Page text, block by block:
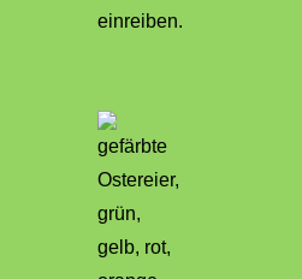
einreiben.